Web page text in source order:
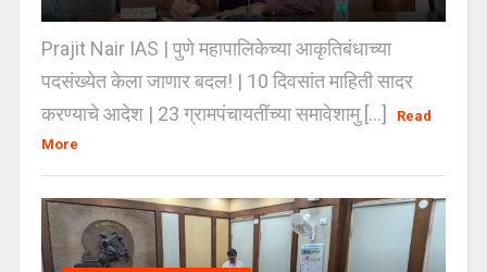
Prajit Nair IAS | पुणे महापालिकेच्या आकृतिबंधाच्या
पदसंख्येत केला जाणार बदल! | 10 दिवसांत माहिती सादर
करण्याचे आदेश | 23 ग्रामपंचायतींच्या समावेशामु [...]
Read
More